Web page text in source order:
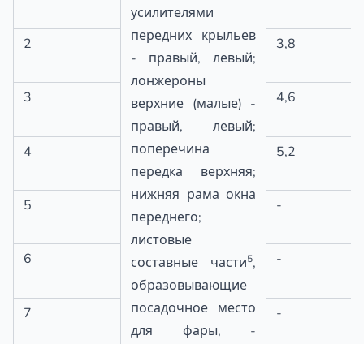
усилителями
передних крыльев
- правый, левый;
лонжероны
верхние (малые) -
правый, левый;
поперечина
передка верхняя;
нижняя рама окна
переднего;
листовые
составные части5,
образовывающие
посадочное место
для фары, -
2 3,8
3 4,6
4 5,2
5 -
6 -
7 -